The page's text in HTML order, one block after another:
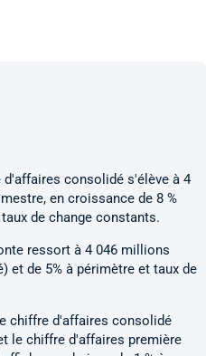
consolidé s'élève à 4
en croissance de 8 %
de change constants.
ressort à 4 046 millions
et de 5% à périmètre et taux de
chiffre d'affaires consolidé
le chiffre d'affaires première